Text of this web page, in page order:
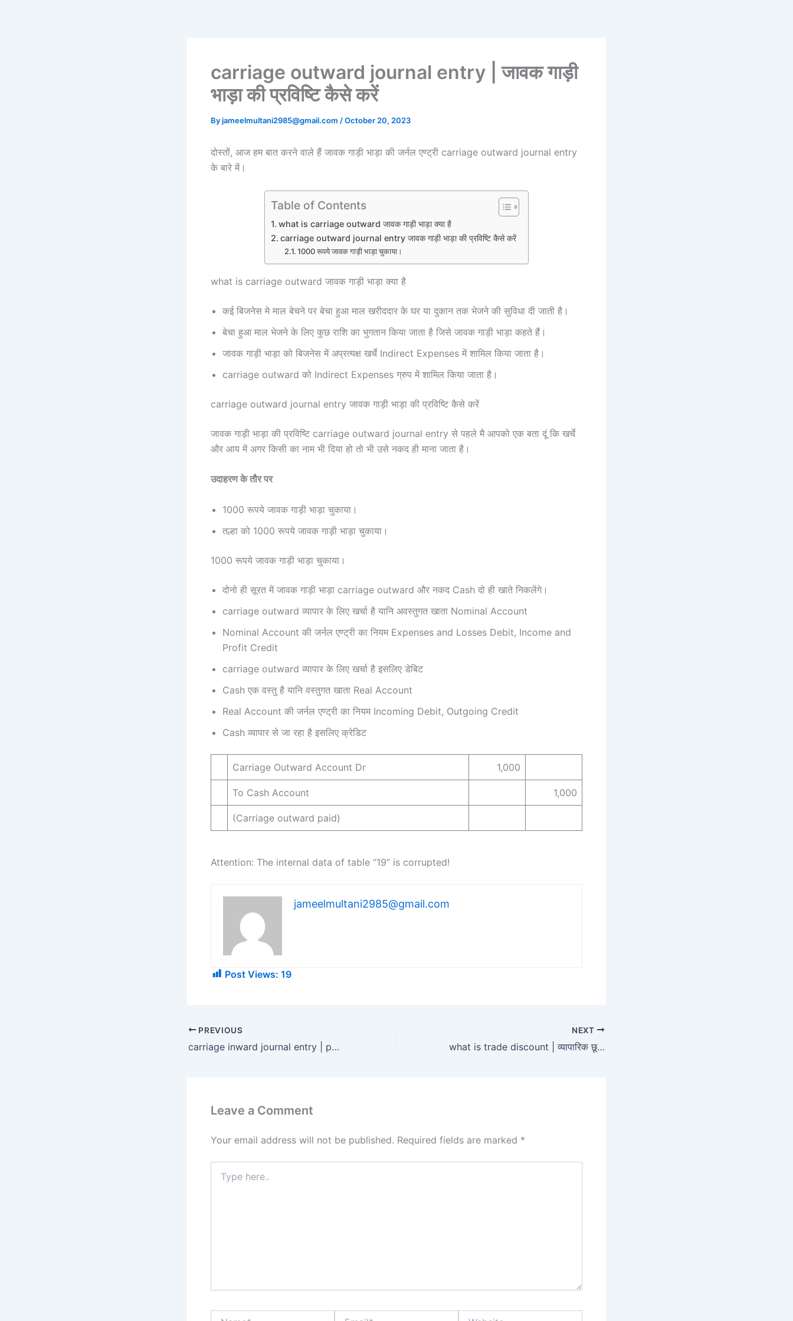
carriage outward journal entry | जावक गाड़ी
भाड़ा की प्रविष्टि कैसे करें
Byjameelmultani2985@gmail.com /October 20, 2023
दोस्तों, आज हम बात करने वाले हैं जावक गाड़ी भाड़ा की जर्नल एण्ट्री carriage outward journal entry
के बारे में।
Table of Contents
what is carriage outward जावक गाड़ी भाड़ा क्या है
carriage outward journal entry जावक गाड़ी भाड़ा की प्रविष्टि कैसे करें
1000 रूपये जावक गाड़ी भाड़ा चुकाया।
what is carriage outward जावक गाड़ी भाड़ा क्या है
कई बिजनेस मे माल बेचने पर बेचा हुआ माल खरीददार के घर या दुकान तक भेजने की सुविधा दी जाती है।
बेचा हुआ माल भेजने के लिए कुछ राशि का भुगतान किया जाता है जिसे जावक गाड़ी भाड़ा कहते हैं।
जावक गाड़ी भाड़ा को बिजनेस में अप्रत्यक्ष खर्चे Indirect Expenses में शामिल किया जाता है।
carriage outward को Indirect Expenses ग्रुप में शामिल किया जाता है।
carriage outward journal entry जावक गाड़ी भाड़ा की प्रविष्टि कैसे करें
जावक गाड़ी भाड़ा की प्रविष्टि carriage outward journal entry से पहले मै आपको एक बता दूं कि खर्चे
और आय में अगर किसी का नाम भी दिया हो तो भी उसे नकद ही माना जाता है।
उदाहरण के तौर पर
1000 रूपये जावक गाड़ी भाड़ा चुकाया।
तल्हा को 1000 रूपये जावक गाड़ी भाड़ा चुकाया।
1000 रूपये जावक गाड़ी भाड़ा चुकाया।
दोनो ही सूरत में जावक गाड़ी भाड़ा carriage outward और नकद Cash दो ही खाते निकलेंगे।
carriage outward व्यापार के लिए खर्चा है यानि अवस्तुगत खाता Nominal Account
Nominal Account की जर्नल एण्ट्री का नियम Expenses and Losses Debit, Income and
Profit Credit
carriage outward व्यापार के लिए खर्चा है इसलिए डेबिट
Cash एक वस्तु है यानि वस्तुगत खाता Real Account
Real Account की जर्नल एण्ट्री का नियम Incoming Debit, Outgoing Credit
Cash व्यापार से जा रहा है इसलिए क्रेडिट
Carriage Outward Account Dr 1,000
To Cash Account 1,000
(Carriage outward paid)
Attention: The internal data of table “19” is corrupted!
jameelmultani2985@gmail.com
Post Views: 19
PREVIOUS
carriage inward journal entry | paid carriage on purchase journal entry | आवक गाड़ी भाड़ा की प्रविष्टि कैसे करें
NEXT
what is trade discount | व्यापारिक छूट क्या है
Leave a Comment
Your email address will not be published. Required fields are marked *
here..